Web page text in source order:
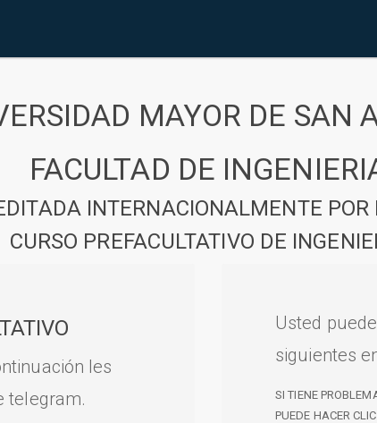
MAYOR DE SAN
FACULTAD DE
INTERNACIONALMENTE POR
CURSO PREFACULTATIVO DE
les
telegram.
Usted
siguientes
SI TIENE
PUEDE HACER